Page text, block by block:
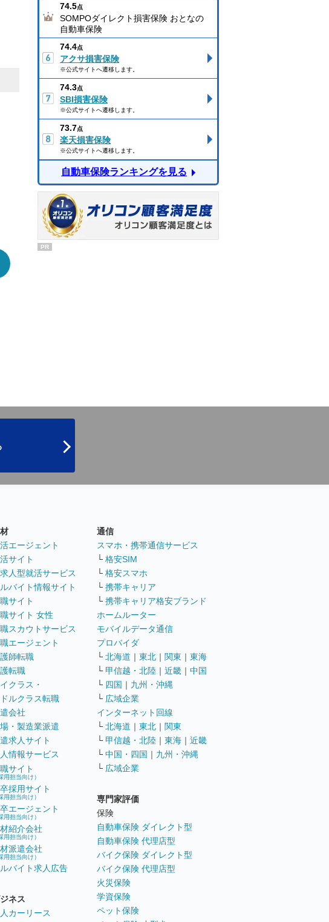
74.5点
SOMPOダイレクト損害保険 おとなの
自動車保険
74.4点
アクサ損害保険
※公式サイトへ遷移します。
74.3点
SBI損害保険
※公式サイトへ遷移します。
73.7点
楽天損害保険
※公式サイトへ遷移します。
自動車保険ランキングを見る
PR
エージェント
サイト
人型就活サービス
バイト情報サイト
サイト
サイト 女性
スカウトサービス
エージェント
師転職
転職
クラス・
ドルクラス転職
会社
・製造業派遣
求人サイト
情報サービス
サイト
用担当向け）
採用サイト
用担当向け）
エージェント
用担当向け）
紹介会社
用担当向け）
派遣会社
用担当向け）
バイト求人広告
ネス
カーリース
通信
スマホ・携帯通信サービス
└ 格安SIM
└ 格安スマホ
└ 携帯キャリア
└ 携帯キャリア格安ブランド
ホームルーター
モバイルデータ通信
プロバイダ
└ 北海道 ｜ 東北 ｜ 関東 ｜ 東海
└ 甲信越・北陸 ｜ 近畿 ｜ 中国
└ 四国 ｜ 九州・沖縄
└ 広域企業
インターネット回線
└ 北海道 ｜ 東北 ｜ 関東
└ 甲信越・北陸 ｜ 東海 ｜ 近畿
└ 中国・四国 ｜ 九州・沖縄
└ 広域企業
専門家評価
保険
自動車保険 ダイレクト型
自動車保険 代理店型
バイク保険 ダイレクト型
バイク保険 代理店型
火災保険
学資保険
ペット保険